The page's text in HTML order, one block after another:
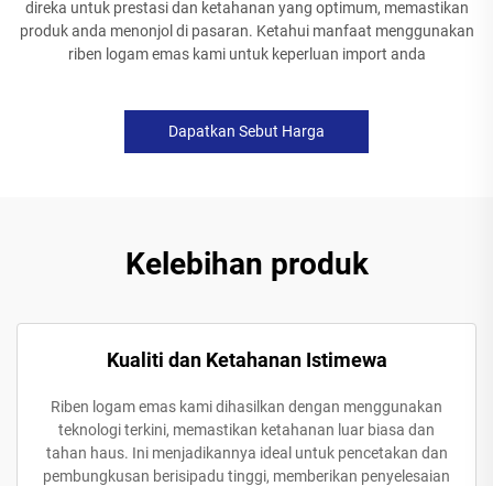
direka untuk prestasi dan ketahanan yang optimum, memastikan
produk anda menonjol di pasaran. Ketahui manfaat menggunakan
riben logam emas kami untuk keperluan import anda
Dapatkan Sebut Harga
Kelebihan produk
Kualiti dan Ketahanan Istimewa
Riben logam emas kami dihasilkan dengan menggunakan
teknologi terkini, memastikan ketahanan luar biasa dan
tahan haus. Ini menjadikannya ideal untuk pencetakan dan
pembungkusan berisipadu tinggi, memberikan penyelesaian